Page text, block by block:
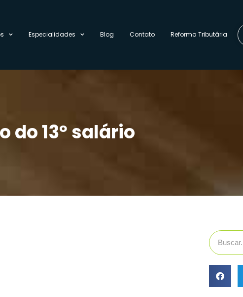
Especialidades Blog Contato Reforma Tributária
do 13º salário